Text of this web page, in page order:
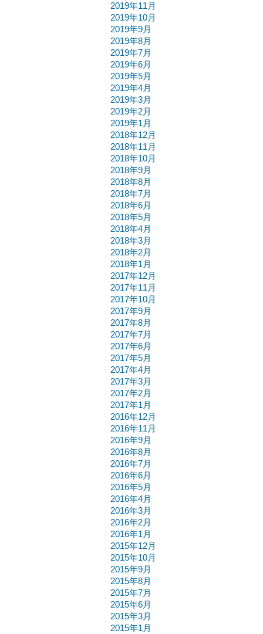
2019年11月
2019年10月
2019年9月
2019年8月
2019年7月
2019年6月
2019年5月
2019年4月
2019年3月
2019年2月
2019年1月
2018年12月
2018年11月
2018年10月
2018年9月
2018年8月
2018年7月
2018年6月
2018年5月
2018年4月
2018年3月
2018年2月
2018年1月
2017年12月
2017年11月
2017年10月
2017年9月
2017年8月
2017年7月
2017年6月
2017年5月
2017年4月
2017年3月
2017年2月
2017年1月
2016年12月
2016年11月
2016年9月
2016年8月
2016年7月
2016年6月
2016年5月
2016年4月
2016年3月
2016年2月
2016年1月
2015年12月
2015年10月
2015年9月
2015年8月
2015年7月
2015年6月
2015年3月
2015年1月